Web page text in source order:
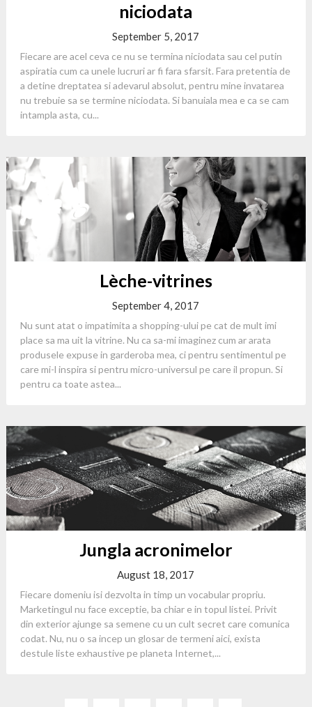
niciodata
September 5, 2017
Fiecare are acel ceva ce nu se termina niciodata sau cel putin
aspiratia cum ca unele lucruri ar fi fara sfarsit. Fara pretentia de
a detine dreptatea si adevarul absolut, pentru mine invatarea
nu trebuie sa se termine niciodata. Si banuiala mea e ca se cam
intampla asta, cu...
Lèche-vitrines
September 4, 2017
Nu sunt atat o impatimita a shopping-ului pe cat de mult imi
place sa ma uit la vitrine. Nu ca sa-mi imaginez cum ar arata
produsele expuse in garderoba mea, ci pentru sentimentul pe
care mi-l inspira si pentru micro-universul pe care il propun. Si
pentru ca toate astea...
Jungla acronimelor
August 18, 2017
Fiecare domeniu isi dezvolta in timp un vocabular propriu.
Marketingul nu face exceptie, ba chiar e in topul listei. Privit
din exterior ajunge sa semene cu un cult secret care comunica
codat. Nu, nu o sa incep un glosar de termeni aici, exista
destule liste exhaustive pe planeta Internet,...